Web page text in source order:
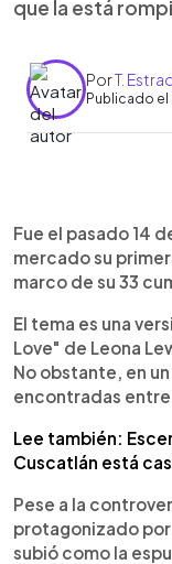
que la está
PorT.
Publicado
Fue el pasado 14
mercado su
marco de su 33
El tema es una
Love" de Leona
No obstante, en
encontradas entre
Lee también:
Cuscatlán está
Pese a la
protagonizado por
subió como la